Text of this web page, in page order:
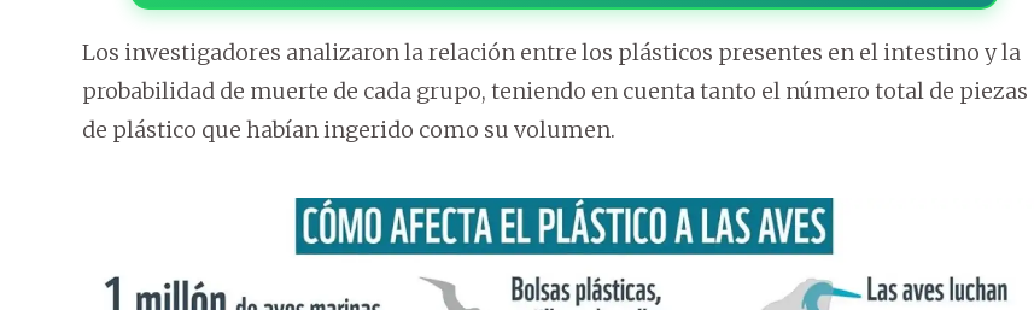
Los investigadores analizaron la relación entre los plásticos presentes en el intestino y la
probabilidad de muerte de cada grupo, teniendo en cuenta tanto el número total de piezas
de plástico que habían ingerido como su volumen.